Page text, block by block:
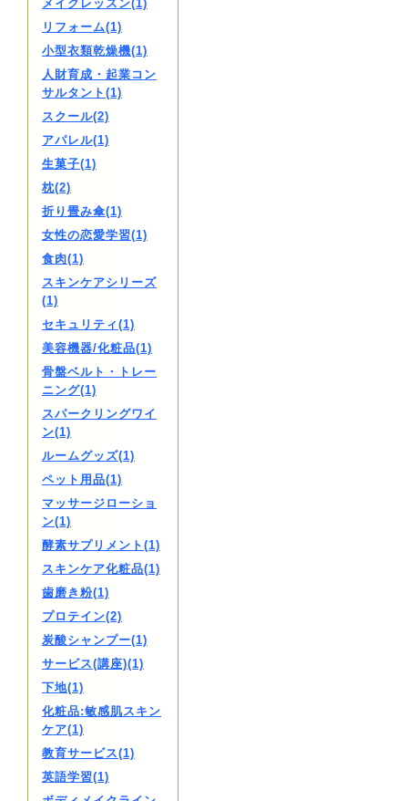
メイクレッスン(1)
リフォーム(1)
小型衣類乾燥機(1)
人財育成・起業コン
サルタント(1)
スクール(2)
アパレル(1)
生菓子(1)
枕(2)
折り畳み傘(1)
女性の恋愛学習(1)
食肉(1)
スキンケアシリーズ
(1)
セキュリティ(1)
美容機器/化粧品(1)
骨盤ベルト・トレー
ニング(1)
スパークリングワイ
ン(1)
ルームグッズ(1)
ペット用品(1)
マッサージローショ
ン(1)
酵素サプリメント(1)
スキンケア化粧品(1)
歯磨き粉(1)
プロテイン(2)
炭酸シャンプー(1)
サービス(講座)(1)
下地(1)
化粧品:敏感肌スキン
ケア(1)
教育サービス(1)
英語学習(1)